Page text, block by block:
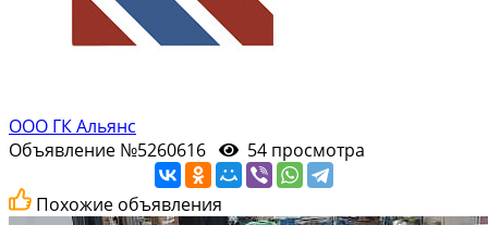
ООО ГК Альянс
Объявление №5260616
54 просмотра
Похожие объявления